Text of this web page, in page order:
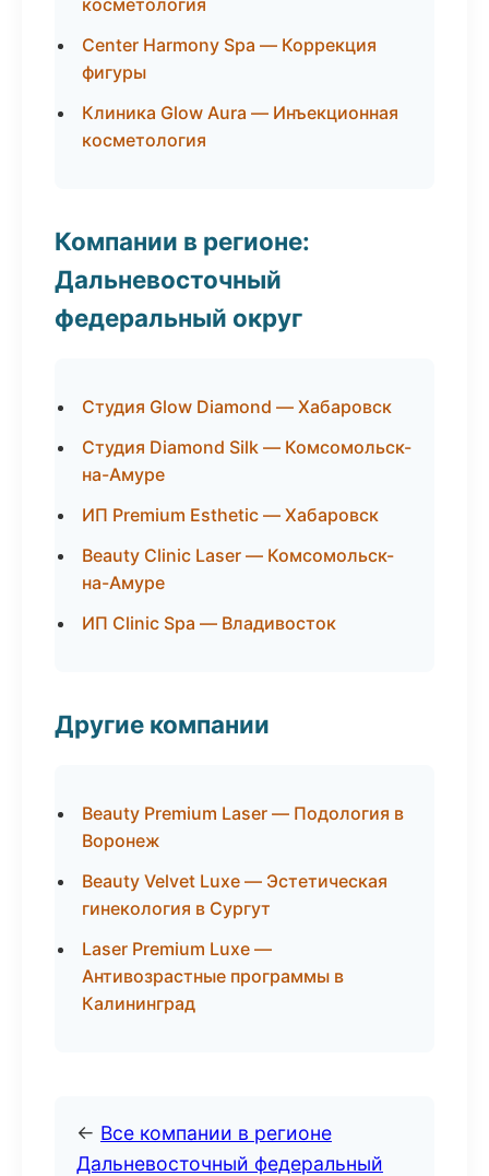
косметология
Center Harmony Spa — Коррекция
фигуры
Клиника Glow Aura — Инъекционная
косметология
Компании в регионе:
Дальневосточный
федеральный округ
Студия Glow Diamond — Хабаровск
Студия Diamond Silk — Комсомольск-
на-Амуре
ИП Premium Esthetic — Хабаровск
Beauty Clinic Laser — Комсомольск-
на-Амуре
ИП Clinic Spa — Владивосток
Другие компании
Beauty Premium Laser — Подология в
Воронеж
Beauty Velvet Luxe — Эстетическая
гинекология в Сургут
Laser Premium Luxe —
Антивозрастные программы в
Калининград
← Все компании в регионе
Дальневосточный федеральный